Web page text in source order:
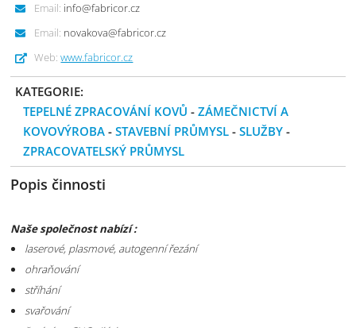
Email: info@fabricor.cz
Email: novakova@fabricor.cz
Web: www.fabricor.cz
KATEGORIE:
TEPELNÉ ZPRACOVÁNÍ KOVŮ -ZÁMEČNICTVÍ A
KOVOVÝROBA -STAVEBNÍ PRŮMYSL -SLUŽBY -
ZPRACOVATELSKÝ PRŮMYSL
Popis činnosti
Naše společnost nabízí :
laserové, plasmové, autogenní řezání
ohraňování
stříhání
svařování